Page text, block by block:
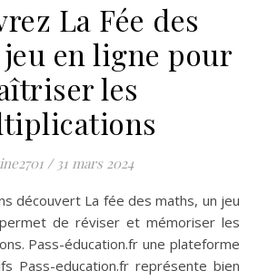
La Fée des
en ligne pour
les
/ 31 mars 2024
de réviser et mémoriser les
Pass-éducation.fr une plateforme
Pass-education.fr représente bien